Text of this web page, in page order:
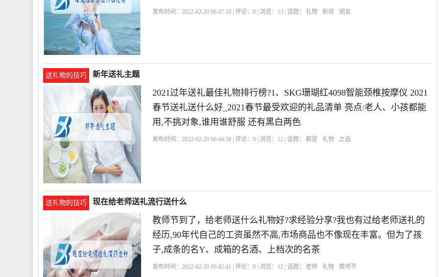
发布时间：2022-02-20 06:47:18 | 评论：0 | 浏览： 13 | 话题： 礼物 新房 朋友
送礼物的技巧 新年送礼主题
2021过年送礼最佳礼物排行榜?1、SKG珊瑚红4098智能颈椎按摩仪 2021
春节送礼送什么好_2021春节最受欢迎的礼品清单 亮点:老人、小孩都能
用,不挑对象,谁用谁舒服 还有黑白两色
发布时间：2022-02-20 06:44:58 | 评论：0 | 浏览： 12 | 话题： 都是 礼物 之选
送礼物的技巧 现在给老师送礼流行送什么
教师节到了，给老师送什么礼物好?求经验分享?我也有过给老师送礼的
经历,90年代自己的工资虽然不高,市场商品也不像现在丰富。但为了孩
子,成条的名Y、成箱的名酒、上档次的名茶
发布时间：2022-02-20 06:42:41 | 评论：0 | 浏览： 12 | 话题： 老师 礼物 教师节